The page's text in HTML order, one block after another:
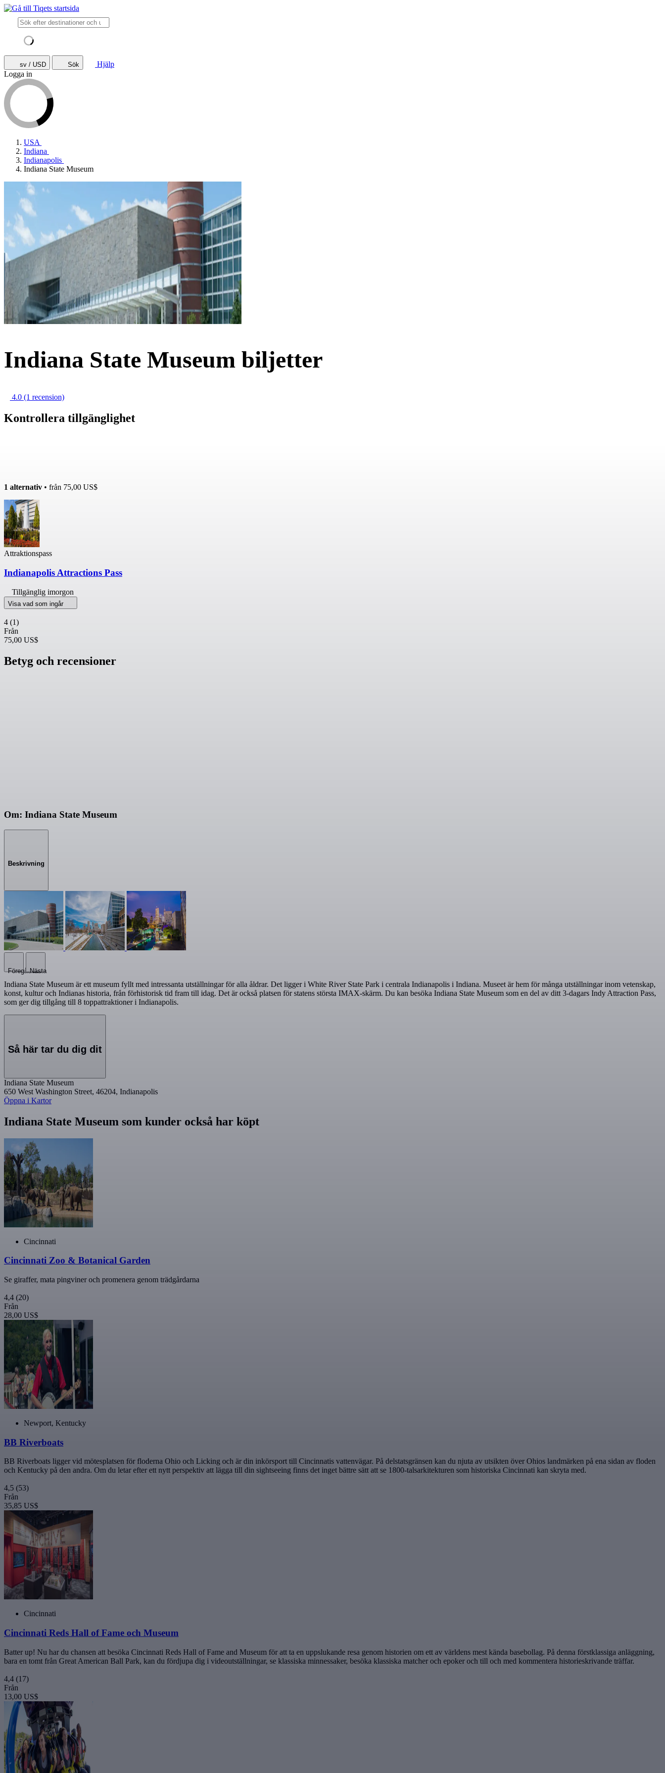
sv / USD Sök
Hjälp
Logga in
USA
Indiana
Indianapolis
Indiana State Museum
Indiana State Museum biljetter
4.0 (1 recension)
Kontrollera tillgänglighet
1 alternativ • från 75,00 US$
Attraktionspass
Indianapolis Attractions Pass
Tillgänglig imorgon
Visa vad som ingår
4 (1)
Från
75,00 US$
Betyg och recensioner
Om: Indiana State Museum
Beskrivning
Föregående
Nästa
Indiana State Museum är ett museum fyllt med intressanta utställningar för alla åldrar. Det ligger i White River State Park i centrala Indianapolis i Indiana. Museet är hem för många utställningar inom vetenskap,
konst, kultur och Indianas historia, från förhistorisk tid fram till idag. Det är också platsen för statens största IMAX-skärm. Du kan besöka Indiana State Museum som en del av ditt 3-dagars Indy Attraction Pass,
som ger dig tillgång till 8 toppattraktioner i Indianapolis.
Så här tar du dig dit
Indiana State Museum
650 West Washington Street, 46204, Indianapolis
Öppna i Kartor
Indiana State Museum som kunder också har köpt
Cincinnati
Cincinnati Zoo & Botanical Garden
Se giraffer, mata pingviner och promenera genom trädgårdarna
4,4 (20)
Från
28,00 US$
Newport, Kentucky
BB Riverboats
BB Riverboats ligger vid mötesplatsen för floderna Ohio och Licking och är din inkörsport till Cincinnatis vattenvägar. På delstatsgränsen kan du njuta av utsikten över Ohios landmärken på ena sidan av floden
och Kentucky på den andra. Om du letar efter ett nytt perspektiv att lägga till din sightseeing finns det inget bättre sätt att se 1800-talsarkitekturen som historiska Cincinnati kan skryta med.
4,5 (53)
Från
35,85 US$
Cincinnati
Cincinnati Reds Hall of Fame och Museum
Batter up! Nu har du chansen att besöka Cincinnati Reds Hall of Fame and Museum för att ta en uppslukande resa genom historien om ett av världens mest kända basebollag. På denna förstklassiga anläggning,
bara en tomt från Great American Ball Park, kan du fördjupa dig i videoutställningar, se klassiska minnessaker, besöka klassiska matcher och epoker och till och med kommentera historieskrivande träffar.
4,4 (17)
Från
13,00 US$